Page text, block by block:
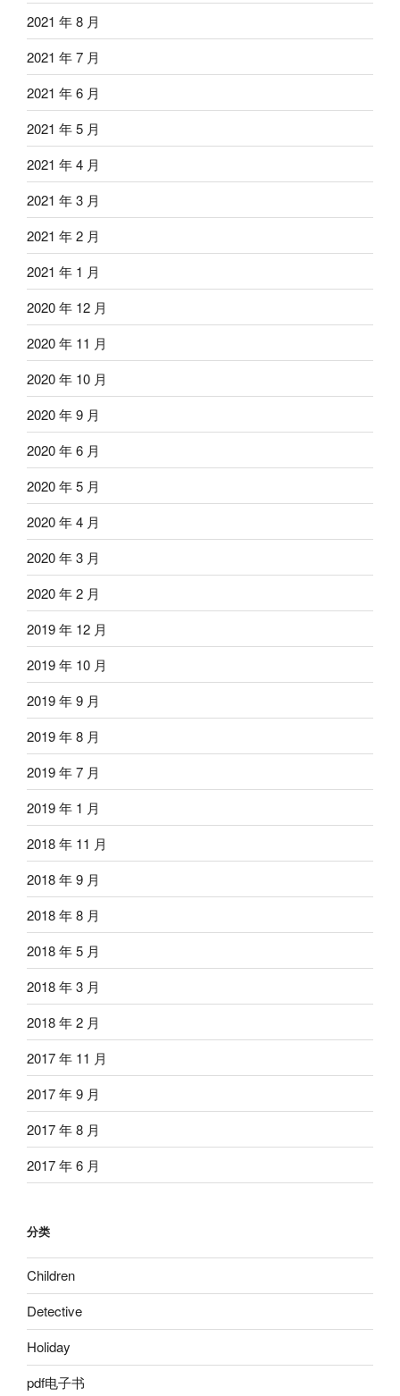
2021 年 8 月
2021 年 7 月
2021 年 6 月
2021 年 5 月
2021 年 4 月
2021 年 3 月
2021 年 2 月
2021 年 1 月
2020 年 12 月
2020 年 11 月
2020 年 10 月
2020 年 9 月
2020 年 6 月
2020 年 5 月
2020 年 4 月
2020 年 3 月
2020 年 2 月
2019 年 12 月
2019 年 10 月
2019 年 9 月
2019 年 8 月
2019 年 7 月
2019 年 1 月
2018 年 11 月
2018 年 9 月
2018 年 8 月
2018 年 5 月
2018 年 3 月
2018 年 2 月
2017 年 11 月
2017 年 9 月
2017 年 8 月
2017 年 6 月
分类
Children
Detective
Holiday
pdf电子书